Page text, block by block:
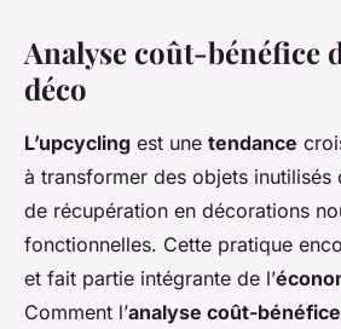
Acheter ou créer ?
coût-bénéfice de
déco
Anaïs 15 mars 2025 • 5 min de lecture
Analyse coût-bénéfice
déco
L’upcycling est une tendance
à transformer des objets inutilisés
de récupération en décorations
fonctionnelles. Cette pratique
et fait partie intégrante de l’
Comment l’analyse coût-bénéfice